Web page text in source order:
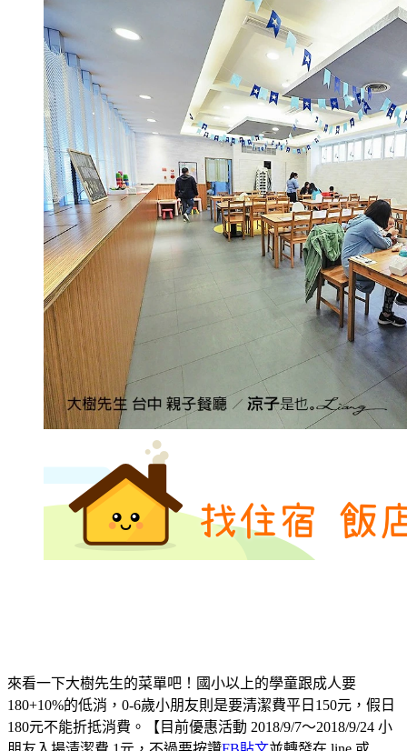
來看一下大樹先生的菜單吧！國小以上的學童跟成人要
180+10%的低消，0-6歲小朋友則是要清潔費平日150元，假日
180元不能折抵消費。【目前優惠活動 2018/9/7～2018/9/24 小